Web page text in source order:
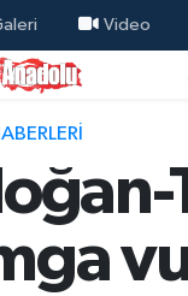
Video